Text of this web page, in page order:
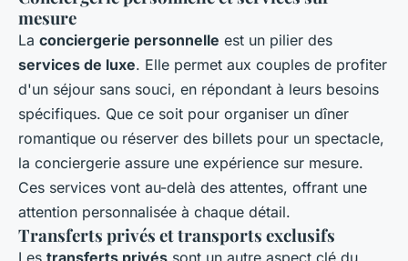
mesure
La conciergerie personnelle est un pilier des
services de luxe. Elle permet aux couples de profiter
d'un séjour sans souci, en répondant à leurs besoins
spécifiques. Que ce soit pour organiser un dîner
romantique ou réserver des billets pour un spectacle,
la conciergerie assure une expérience sur mesure.
Ces services vont au-delà des attentes, offrant une
attention personnalisée à chaque détail.
Transferts privés et transports exclusifs